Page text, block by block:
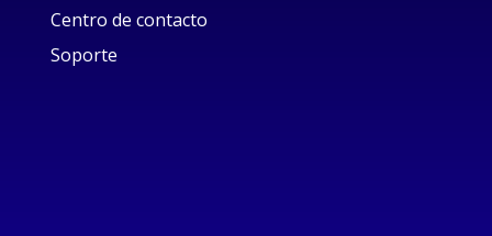
Centro de contacto
Soporte